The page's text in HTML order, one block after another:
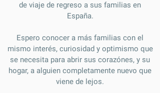
de viaje de regreso a sus familias en
España.
Espero conocer a más familias con el
mismo interés, curiosidad y optimismo que
se necesita para abrir sus corazónes, y su
hogar, a alguien completamente nuevo que
viene de lejos.